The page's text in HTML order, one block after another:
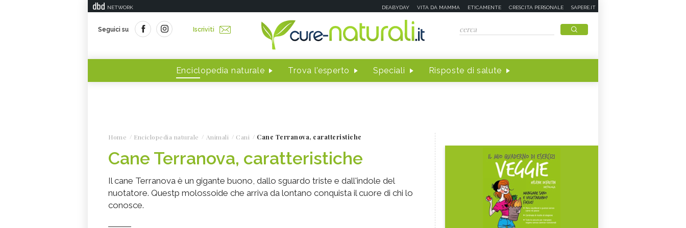
NETWORK DEABYDAY VITA DA MAMMA ETICAMENTE CRESCITA PERSONALE SAPERE.IT
Seguici su Iscriviti
Enciclopedia naturale Trova l'esperto Speciali Risposte di salute
Home Enciclopedia naturale Animali Cani Cane Terranova, caratteristiche
Cane Terranova, caratteristiche
Il cane Terranova è un gigante buono, dallo sguardo triste e dall'indole del
nuotatore. Questp molossoide che arriva da lontano conquista il cuore di chi lo
conosce.